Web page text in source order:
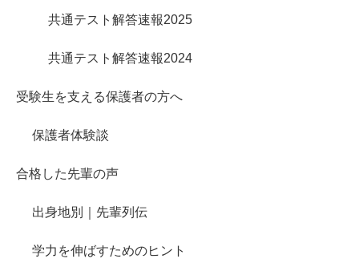
共通テスト解答速報2025
共通テスト解答速報2024
受験生を支える保護者の方へ
保護者体験談
合格した先輩の声
出身地別｜先輩列伝
学力を伸ばすためのヒント